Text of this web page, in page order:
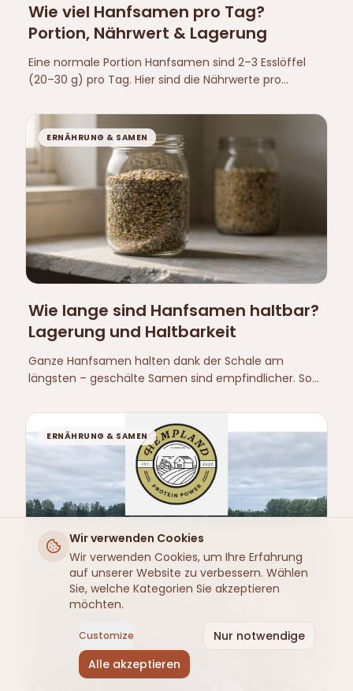
Wir verwenden Cookies
Wir verwenden Cookies, um Ihre Erfahrung
auf unserer Website zu verbessern. Wählen
Sie, welche Kategorien Sie akzeptieren
möchten.
Customize
Nur notwendige
Alle akzeptieren
Wie viel Hanfsamen pro Tag?
Portion, Nährwert & Lagerung
Eine normale Portion Hanfsamen sind 2–3 Esslöffel
(20–30 g) pro Tag. Hier sind die Nährwerte pro
richtig lagerst.
ERNÄHRUNG & SAMEN
Wie lange sind Hanfsamen haltbar?
Lagerung und Haltbarkeit
Ganze Hanfsamen halten dank der Schale am
längsten – geschälte Samen sind empfindlicher. So
ranzig geworden sind.
ERNÄHRUNG & SAMEN